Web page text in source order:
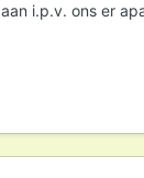
i.p.v. ons er